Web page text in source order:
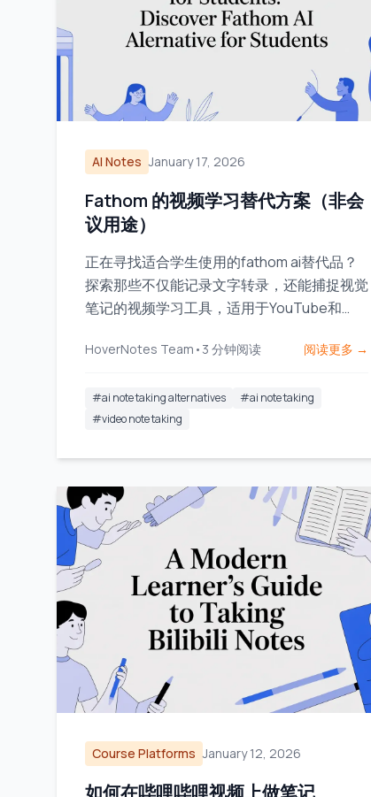
AI Notes January 17, 2026
Fathom 的视频学习替代方案（非会
议用途）
正在寻找适合学生使用的fathom ai替代品？
探索那些不仅能记录文字转录，还能捕捉视觉
笔记的视频学习工具，适用于YouTube和
HoverNotes Team • 3 分钟阅读 阅读更多 →
#ai note taking alternatives #ai note taking
#video note taking
Course Platforms January 12, 2026
如何在哔哩哔哩视频上做笔记